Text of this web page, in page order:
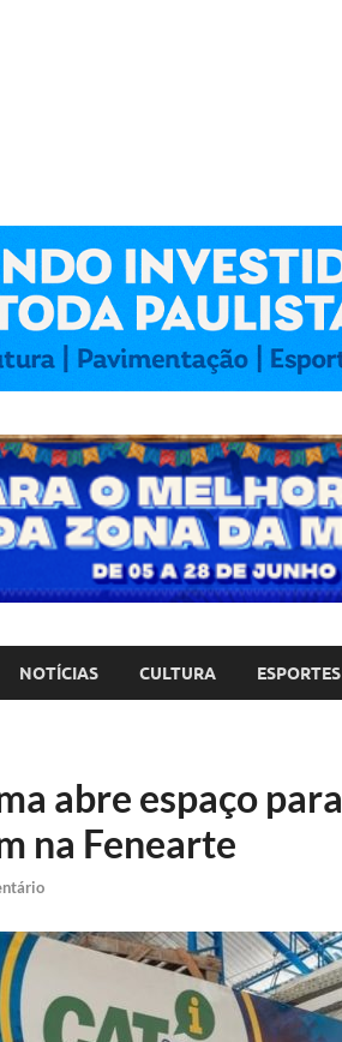
NOTÍCIAS CULTURA ESPORTES
abre espaço para
na Fenearte